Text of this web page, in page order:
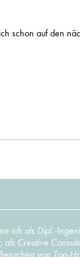
schon auf den
ich als Dipl.-
Creative
von Top-